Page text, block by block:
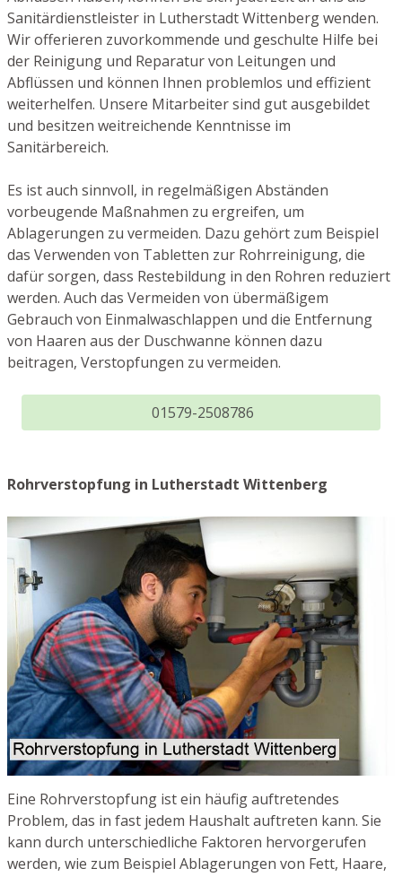
Sanitärdienstleister in Lutherstadt Wittenberg wenden.
Wir offerieren zuvorkommende und geschulte Hilfe bei
der Reinigung und Reparatur von Leitungen und
Abflüssen und können Ihnen problemlos und effizient
weiterhelfen. Unsere Mitarbeiter sind gut ausgebildet
und besitzen weitreichende Kenntnisse im
Sanitärbereich.
Es ist auch sinnvoll, in regelmäßigen Abständen
vorbeugende Maßnahmen zu ergreifen, um
Ablagerungen zu vermeiden. Dazu gehört zum Beispiel
das Verwenden von Tabletten zur Rohrreinigung, die
dafür sorgen, dass Restebildung in den Rohren reduziert
werden. Auch das Vermeiden von übermäßigem
Gebrauch von Einmalwaschlappen und die Entfernung
von Haaren aus der Duschwanne können dazu
beitragen, Verstopfungen zu vermeiden.
01579-2508786
Rohrverstopfung in Lutherstadt Wittenberg
Eine Rohrverstopfung ist ein häufig auftretendes
Problem, das in fast jedem Haushalt auftreten kann. Sie
kann durch unterschiedliche Faktoren hervorgerufen
werden, wie zum Beispiel Ablagerungen von Fett, Haare,